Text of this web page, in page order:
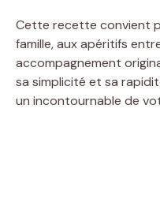
Cette recette convient
famille, aux apéritifs
accompagnement
sa simplicité et sa
un incontournable de